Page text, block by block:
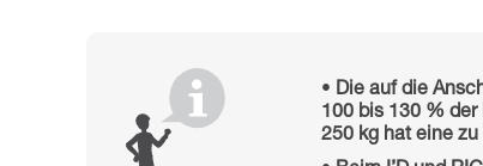
Die auf die
100 bis 130 %
250 kg hat eine